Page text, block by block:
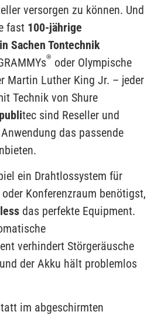
versorgen zu können. Und
fast 100-jährige
Sachen Tontechnik
® oder Olympische
Martin Luther King Jr. – jeder
Technik von Shure
publitec sind Reseller und
das passende
ein Drahtlossystem für
Konferenzraum benötigst,
das perfekte Equipment.
verhindert Störgeräusche
der Akku hält problemlos
im abgeschirmten